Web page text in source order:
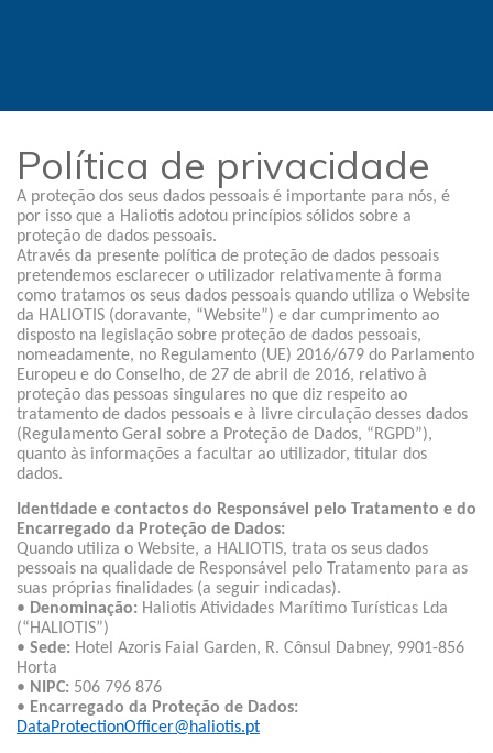
Política de privacidade
A proteção dos seus dados pessoais é importante para nós, é
por isso que a Haliotis adotou princípios sólidos sobre a
proteção de dados pessoais.
Através da presente política de proteção de dados pessoais
pretendemos esclarecer o utilizador relativamente à forma
como tratamos os seus dados pessoais quando utiliza o Website
da HALIOTIS (doravante, “Website”) e dar cumprimento ao
disposto na legislação sobre proteção de dados pessoais,
nomeadamente, no Regulamento (UE) 2016/679 do Parlamento
Europeu e do Conselho, de 27 de abril de 2016, relativo à
proteção das pessoas singulares no que diz respeito ao
tratamento de dados pessoais e à livre circulação desses dados
(Regulamento Geral sobre a Proteção de Dados, “RGPD”),
quanto às informações a facultar ao utilizador, titular dos
dados.
Identidade e contactos do Responsável pelo Tratamento e do
Encarregado da Proteção de Dados:
Quando utiliza o Website, a HALIOTIS, trata os seus dados
pessoais na qualidade de Responsável pelo Tratamento para as
suas próprias finalidades (a seguir indicadas).
• Denominação: Haliotis Atividades Marítimo Turísticas Lda
(“HALIOTIS”)
• Sede: Hotel Azoris Faial Garden, R. Cônsul Dabney, 9901-856
Horta
• NIPC: 506 796 876
• Encarregado da Proteção de Dados:
DataProtectionOfficer@haliotis.pt